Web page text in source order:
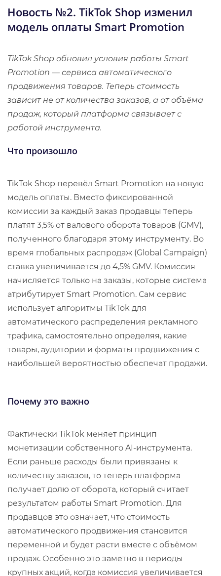
​Новость №2. TikTok Shop изменил
модель оплаты Smart Promotion
TikTok Shop обновил условия работы Smart
Promotion — сервиса автоматического
продвижения товаров. Теперь стоимость
зависит не от количества заказов, а от объёма
продаж, который платформа связывает с
работой инструмента.
Что произошло
TikTok Shop перевёл Smart Promotion на новую
модель оплаты. Вместо фиксированной
комиссии за каждый заказ продавцы теперь
платят 3,5% от валового оборота товаров (GMV),
полученного благодаря этому инструменту. Во
время глобальных распродаж (Global Campaign)
ставка увеличивается до 4,5% GMV. Комиссия
начисляется только на заказы, которые система
атрибутирует Smart Promotion. Сам сервис
использует алгоритмы TikTok для
автоматического распределения рекламного
трафика, самостоятельно определяя, какие
товары, аудитории и форматы продвижения с
наибольшей вероятностью обеспечат продажи.
Почему это важно
Фактически TikTok меняет принцип
монетизации собственного AI-инструмента.
Если раньше расходы были привязаны к
количеству заказов, то теперь платформа
получает долю от оборота, который считает
результатом работы Smart Promotion. Для
продавцов это означает, что стоимость
автоматического продвижения становится
переменной и будет расти вместе с объёмом
продаж. Особенно это заметно в периоды
крупных акций, когда комиссия увеличивается